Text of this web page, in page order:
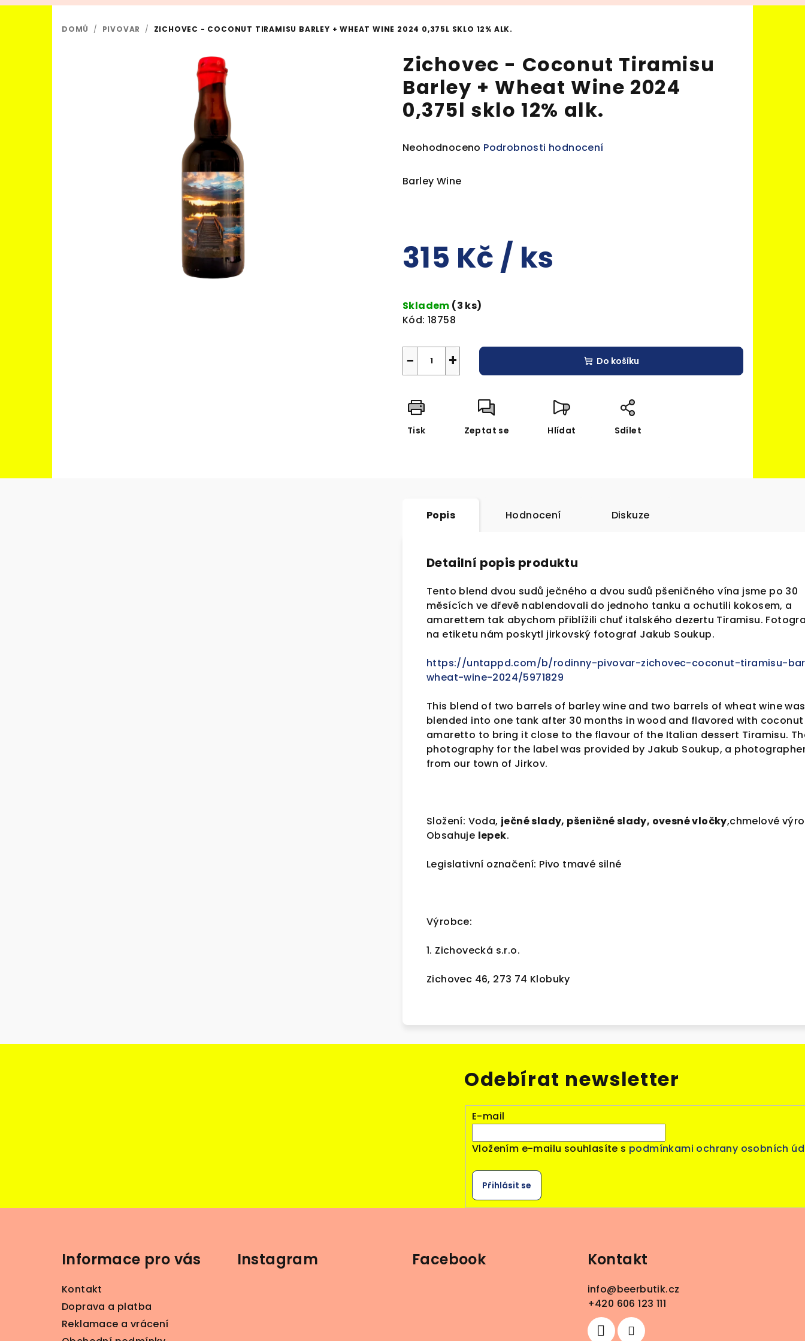
DOMŮ / PIVOVAR / ZICHOVEC - COCONUT TIRAMISU BARLEY + WHEAT WINE 2024 0,375L SKLO 12% ALK.
Zichovec - Coconut Tiramisu
Barley + Wheat Wine 2024
0,375l sklo 12% alk.
Průměrné
produktu
hvězdiček.
Neohodnoceno Podrobnosti hodnocení
Barley Wine
315 Kč / ks
cena:
Skladem (3 ks)
Kód: 18758
+
− Do košíku
Tisk Zeptat se Hlídat Sdílet
Popis Hodnocení Diskuze
Detailní popis produktu
Tento blend dvou sudů ječného a dvou sudů pšeničného vína jsme po 30
měsících ve dřevě nablendovali do jednoho tanku a ochutili kokosem, a
amarettem tak abychom přiblížili chuť italského dezertu Tiramisu.
na etiketu nám poskytl jirkovský fotograf Jakub Soukup.
https://untappd.com/b/rodinny-pivovar-zichovec-coconut-tiramisu-
wheat-wine-2024/5971829
This blend of two barrels of barley wine and two barrels of wheat wine was
blended into one tank after 30 months in wood and flavored with
amaretto to bring it close to the flavour of the Italian dessert Tiramisu.
photography for the label was provided by Jakub Soukup, a
from our town of Jirkov.
Složení: Voda, ječné slady, pšeničné slady, ovesné vločky,chmelové
Obsahuje lepek.
Legislativní označení: Pivo tmavé silné
Výrobce:
1. Zichovecká s.r.o.
Zichovec 46, 273 74 Klobuky
Odebírat newsletter
E-mail
Vložením e-mailu souhlasíte s podmínkami ochrany osobních
Přihlásit se
Informace pro vás
Kontakt
Doprava a platba
Reklamace a vrácení
Instagram Facebook Kontakt
info@beerbutik.cz
+420 606 123 111